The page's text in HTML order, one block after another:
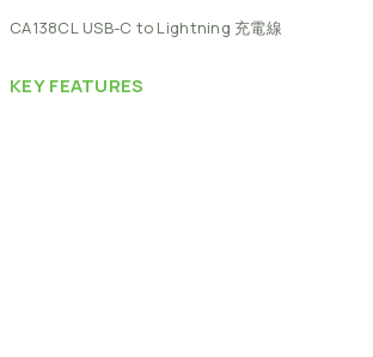
CA138CL USB-C to Lightning 充電線
KEYFEATURES